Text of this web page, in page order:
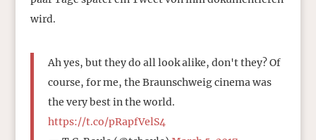
wird.
Ah yes, but they do all look alike, don't they? Of
course, for me, the Braunschweig cinema was
the very best in the world.
https://t.co/pRapfVelS4